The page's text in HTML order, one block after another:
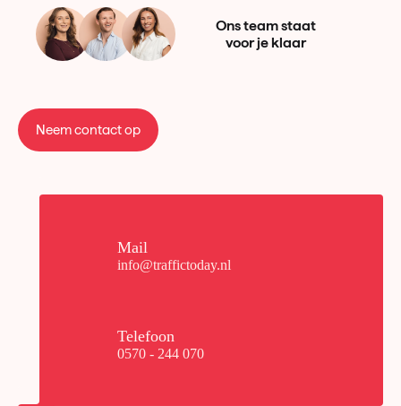
Ons team staat
voor je klaar
Neem contact op
Mail
info@traffictoday.nl
Telefoon
0570 - 244 070